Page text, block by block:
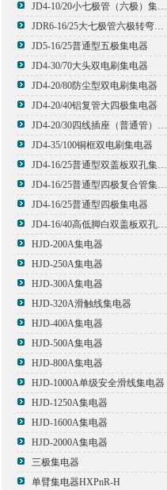
JD4-10/20小七极管（六极）集电器
JDR6-16/25大七极管六极转弯集电器
JD5-16/25普通型五极集电器
JD4-30/70大头双电刷集电器
JD4-20/80防尘型双电刷集电器
JD4-20/40铝复管大四极集电器
JD4-20/30四线插座（普通管）集电器
JD4-35/100铜框双电刷集电器
JD4-16/25普通型双盖板双孔集电器
JD4-16/25普通型四极复合管集电器
JD4-16/25普通型四极集电器
JD4-16/40高低脚白双盖板双孔集电器
HJD-200A集电器
HJD-250A集电器
HJD-300A集电器
HJD-320A滑触线集电器
HJD-400A集电器
HJD-500A集电器
HJD-800A集电器
HJD-1000A单级安全滑线集电器
HJD-1250A集电器
HJD-1600A集电器
HJD-2000A集电器
三极集电器
单臂集电器HXPnR-H